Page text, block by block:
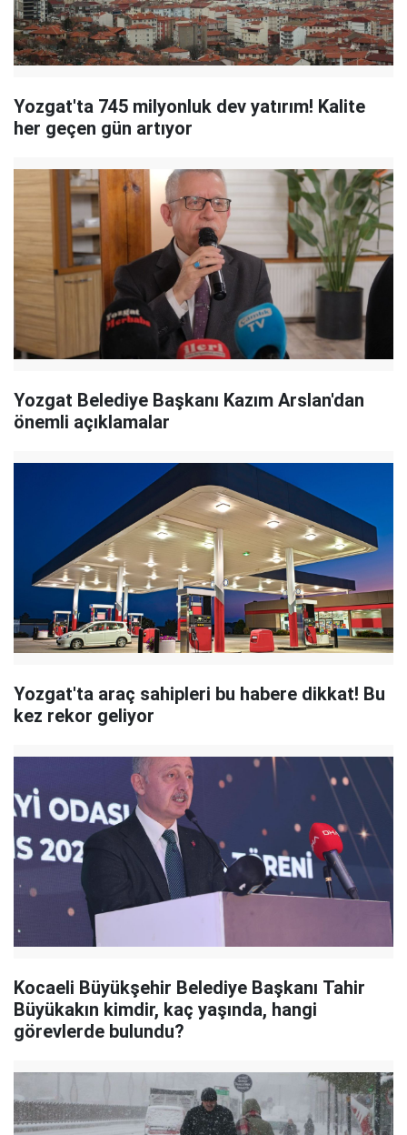
Yozgat'ta 745 milyonluk dev yatırım! Kalite
her geçen gün artıyor
Yozgat Belediye Başkanı Kazım Arslan'dan
önemli açıklamalar
Yozgat'ta araç sahipleri bu habere dikkat! Bu
kez rekor geliyor
Kocaeli Büyükşehir Belediye Başkanı Tahir
Büyükakın kimdir, kaç yaşında, hangi
görevlerde bulundu?